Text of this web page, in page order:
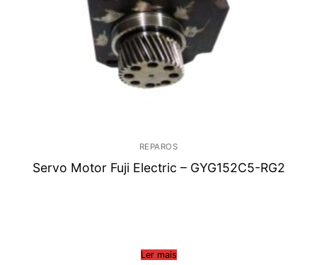
REPAROS
Servo Motor Fuji Electric – GYG152C5-RG2
Ler mais